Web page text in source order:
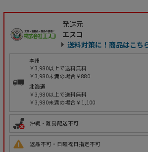
発送元
エスコ
送料対策に！商品はこち
本州
￥3,980以上で送料無料
￥3,980未満の場合￥880
北海道
￥3,980以上で送料無料
￥3,980未満の場合￥1,100
沖縄・離島配送不可
返品不可・日曜祝日指定不可